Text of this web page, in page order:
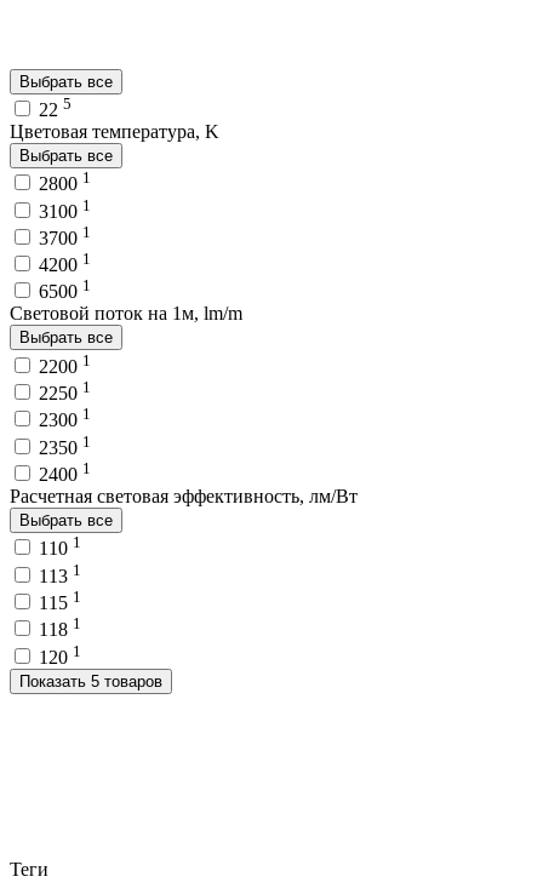
Выбрать все
22 5
Цветовая температура, K
Выбрать все
2800 1
3100 1
3700 1
4200 1
6500 1
Световой поток на 1м, lm/m
Выбрать все
2200 1
2250 1
2300 1
2350 1
2400 1
Расчетная световая эффективность, лм/Вт
Выбрать все
110 1
113 1
115 1
118 1
120 1
Показать 5 товаров
Теги